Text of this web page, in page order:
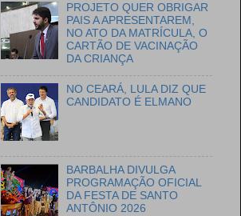
PROJETO QUER OBRIGAR
PAIS A APRESENTAREM,
NO ATO DA MATRÍCULA, O
CARTÃO DE VACINAÇÃO
DA CRIANÇA
NO CEARÁ, LULA DIZ QUE
CANDIDATO É ELMANO
BARBALHA DIVULGA
PROGRAMAÇÃO OFICIAL
DA FESTA DE SANTO
ANTÔNIO 2026